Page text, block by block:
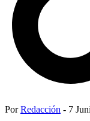
PorRedacción - 7